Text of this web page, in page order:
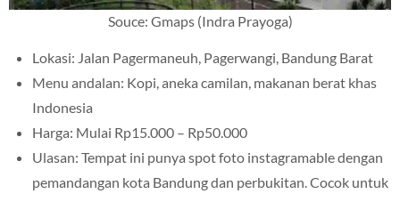
Souce: Gmaps (Indra Prayoga)
Lokasi: Jalan Pagermaneuh, Pagerwangi, Bandung Barat
Menu andalan: Kopi, aneka camilan, makanan berat khas
Indonesia
Harga: Mulai Rp15.000 – Rp50.000
Ulasan: Tempat ini punya spot foto instagramable dengan
pemandangan kota Bandung dan perbukitan. Cocok untuk